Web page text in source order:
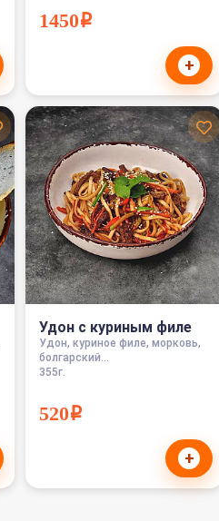
1450i
+
Удон с куриным филе
Удон, куриное филе, морковь,
болгарский...
355г.
520i
+